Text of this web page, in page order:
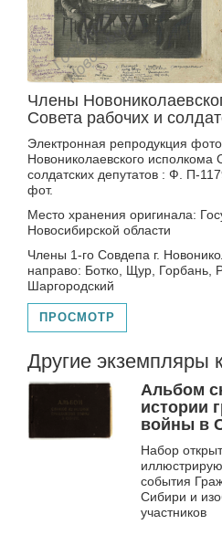
Члены
Совета рабочих и
Электронная репродукция
Новониколаевского исполкома
солдатских депутатов : Ф. П-
фот.
Место хранения оригинала:
Новосибирской области
Члены 1-го Совдепа г.
направо: Ботко, Щур, Горбань,
Шаргородский
ПРОСМОТР
Другие экземпляры
Альбом
истории
войны в
Набор
события
Сибири и
участников